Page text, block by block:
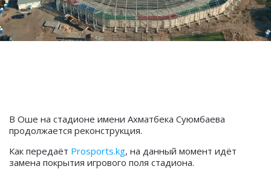
В Оше на стадионе имени Ахматбека Суюмбаева
продолжается реконструкция.
Как передаёт Prosports.kg, на данный момент идёт
замена покрытия игрового поля стадиона.